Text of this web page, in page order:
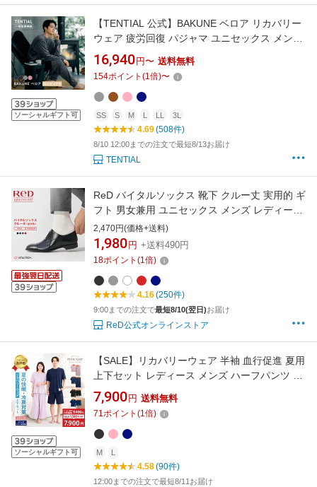
ソーシャルギフト可
【TENTIAL 公式】BAKUNE ベロア リカバリー
ウェア 疲労回復 パジャマ ユニセックス メンズ
レディース トップス ボトムス 上下セット 長袖
TENTIAL テンシャル バクネ ベロアパジャマ 秋
冬 ルームウェア 部屋着 健康 プレゼント ギフト
一般医療機器 血行促進
16,940 円〜 送料無料
154ポイント (1倍)〜
SS S M L LL 3L
4.69(508件)
8/10 12:00までの注文で最短8/13お届け
TENTIAL
ReD バイタルソックス 靴下 クルー丈 実用的 ギ
フト 男女兼用 ユニセックス メンズ レディース
冬 夏 オールシーズン対応 ビジネス プレゼント
誕生日 プレゼント レッド公式
2,470円(価格+送料)
1,980 円 +送料490円
18ポイント (1倍)
4.16(250件)
9:00までの注文で最短8/10(翌日)お届け
ReD公式オンラインストア
ソーシャルギフト可
【SALE】リカバリーウェア 半袖 血行促進 夏用
上下セット レディース メンズ ハーフパンツ 天
竺 八分丈パンツ 吸汗速乾 夏 快眠 睡眠 サポー
ト 安い コスパ（黒 ブラック ピンク ネイビー
紺）
7,900 円 送料無料
71ポイント (1倍)
M L
4.58(90件)
12:00までの注文で最短8/11お届け